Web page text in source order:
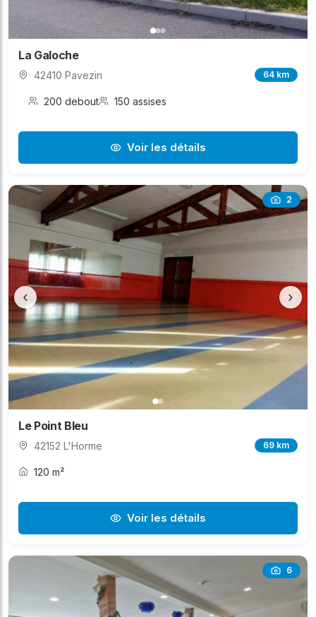
La Galoche
42410 Pavezin 64 km
200 debout 150 assises
Voir les détails
2
‹ ›
Le Point Bleu
42152 L'Horme 69 km
120 m²
Voir les détails
6